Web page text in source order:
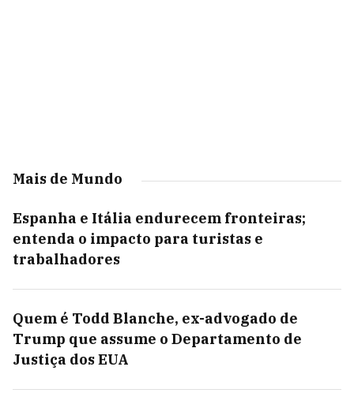
Mais de Mundo
Espanha e Itália endurecem fronteiras;
entenda o impacto para turistas e
trabalhadores
Quem é Todd Blanche, ex-advogado de
Trump que assume o Departamento de
Justiça dos EUA